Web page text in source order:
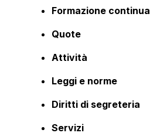
Formazione continua
Quote
Attività
Leggi e norme
Diritti di segreteria
Servizi